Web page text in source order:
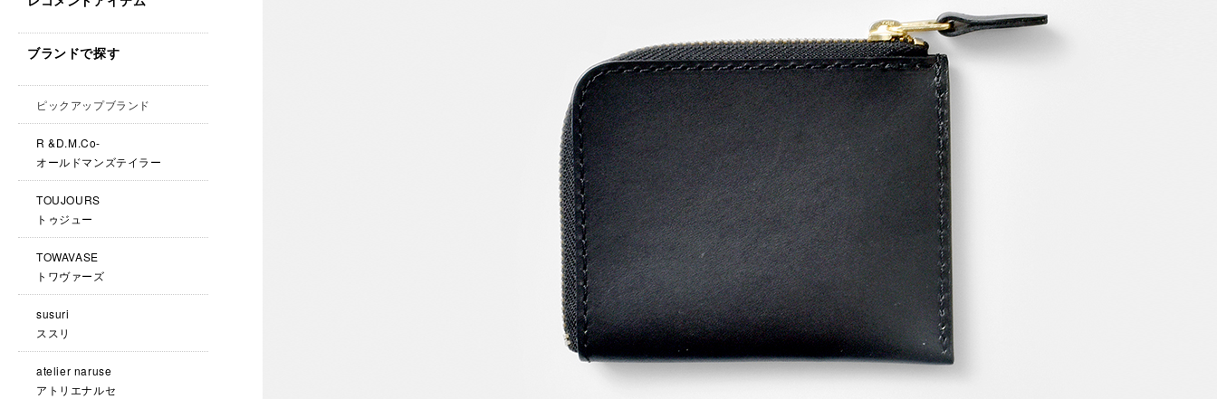
ブランドで探す
ピックアップブランド
R &D.M.Co-
オールドマンズテイラー
TOUJOURS
トゥジュー
TOWAVASE
トワヴァーズ
susuri
ススリ
atelier naruse
アトリエナルセ